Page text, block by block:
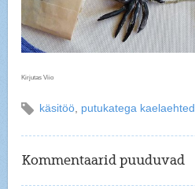
Kirjutas Viio
käsitöö putukatega kaelaehted
Kommentaarid puuduvad